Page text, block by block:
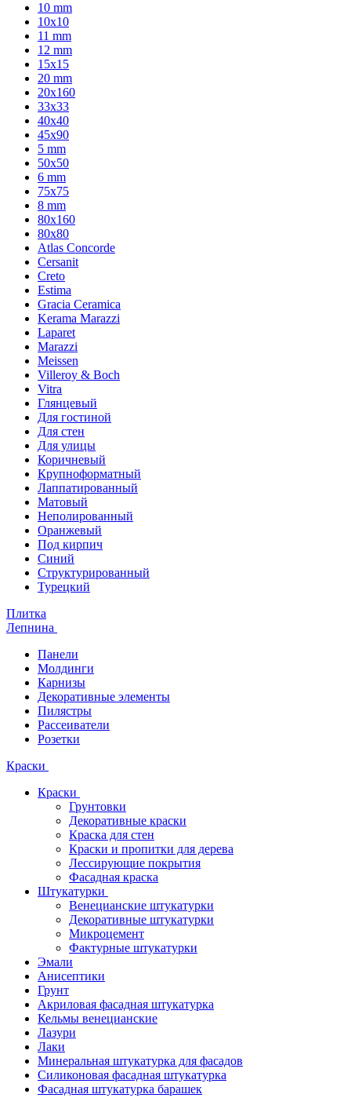
10 mm
10x10
11 mm
12 mm
15x15
20 mm
20х160
33x33
40х40
45x90
5 mm
50x50
6 mm
75х75
8 mm
80x160
80x80
Atlas Concorde
Cersanit
Creto
Estima
Gracia Ceramica
Kerama Marazzi
Laparet
Marazzi
Meissen
Villeroy & Boch
Vitra
Глянцевый
Для гостиной
Для стен
Для улицы
Коричневый
Крупноформатный
Лаппатированный
Матовый
Неполированный
Оранжевый
Под кирпич
Синий
Структурированный
Турецкий
Плитка
Лепнина
Панели
Молдинги
Карнизы
Декоративные элементы
Пилястры
Рассеиватели
Розетки
Краски
Краски
Грунтовки
Декоративные краски
Краска для стен
Краски и пропитки для дерева
Лессирующие покрытия
Фасадная краска
Штукатурки
Венецианские штукатурки
Декоративные штукатурки
Микроцемент
Фактурные штукатурки
Эмали
Анисептики
Грунт
Акриловая фасадная штукатурка
Кельмы венецианские
Лазури
Лаки
Минеральная штукатурка для фасадов
Силиконовая фасадная штукатурка
Фасадная штукатурка барашек